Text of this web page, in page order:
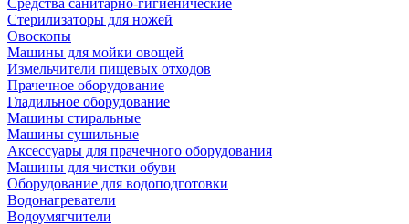
Средства санитарно-гигиенические
Стерилизаторы для ножей
Овоскопы
Машины для мойки овощей
Измельчители пищевых отходов
Прачечное оборудование
Гладильное оборудование
Машины стиральные
Машины сушильные
Аксессуары для прачечного оборудования
Машины для чистки обуви
Оборудование для водоподготовки
Водонагреватели
Водоумягчители